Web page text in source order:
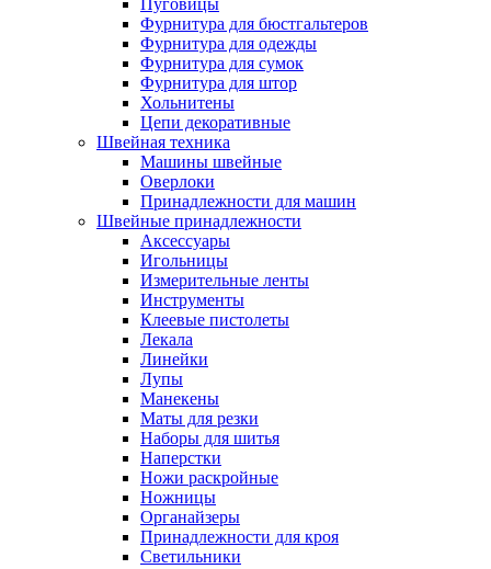
Пуговицы
Фурнитура для бюстгальтеров
Фурнитура для одежды
Фурнитура для сумок
Фурнитура для штор
Хольнитены
Цепи декоративные
Швейная техника
Машины швейные
Оверлоки
Принадлежности для машин
Швейные принадлежности
Аксессуары
Игольницы
Измерительные ленты
Инструменты
Клеевые пистолеты
Лекала
Линейки
Лупы
Манекены
Маты для резки
Наборы для шитья
Наперстки
Ножи раскройные
Ножницы
Органайзеры
Принадлежности для кроя
Светильники